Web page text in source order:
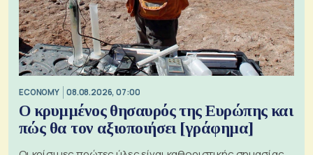
ECONOMY 08.08.2026, 07:00
Ο κρυμμένος θησαυρός της Ευρώπης και
πώς θα τον αξιοποιήσει [γράφημα]